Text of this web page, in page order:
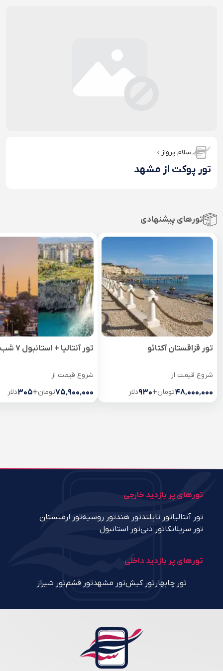
سلام پرواز
تور پوکت از مشهد
تورهای پیشنهادی
تور قزاقستان آکتائو
شروع قیمت از
۴۸٬۰۰۰٬۰۰۰تومان+۹۳۰دلار
تور آنتالیا + استانبول 7 شب
شروع قیمت از
۷۵٬۹۰۰٬۰۰۰تومان+۳۰۵دلار
تورهای پر بازدید خارجی
تور آنتالیاتور تایلندتور هندتور روسیهتور ارمنستان
تور سریلانکاتور دبیتور استانبول
تورهای پر بازدید داخلی
تور چابهار تور کیشتور مشهدتور قشمتور شیراز